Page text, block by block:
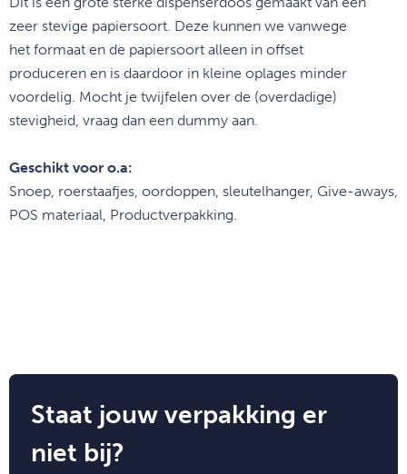
zeer stevige papiersoort. Deze kunnen we vanwege
het formaat en de papiersoort alleen in offset
produceren en is daardoor in kleine oplages minder
voordelig. Mocht je twijfelen over de (overdadige)
stevigheid, vraag dan een dummy aan.
Geschikt voor o.a:
Snoep, roerstaafjes, oordoppen, sleutelhanger, Give-aways,
POS materiaal, Productverpakking.
Staat jouw verpakking er
niet bij?